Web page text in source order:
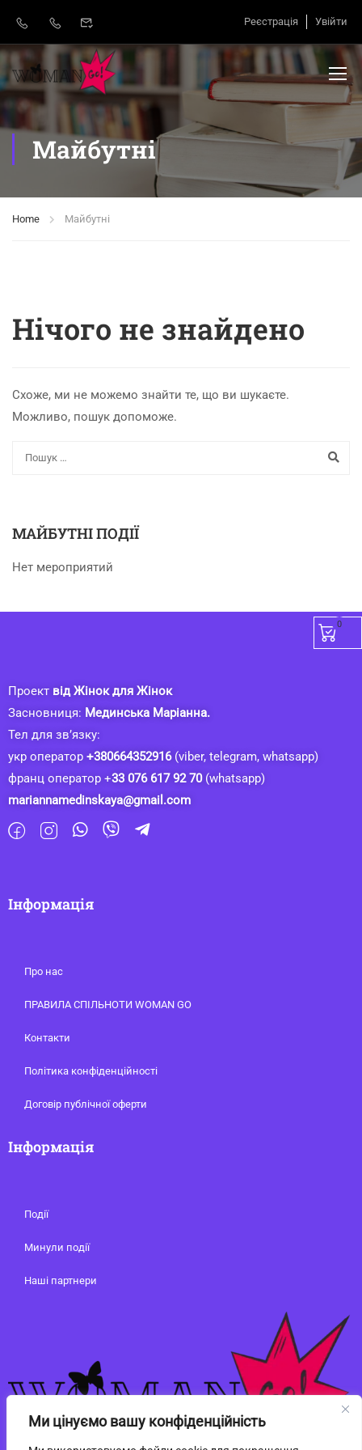
Ми цінуємо вашу конфіденційність
Реєстрація Увійти
Майбутні
Home Майбутні
Нічого не знайдено
Схоже, ми не можемо знайти те, що ви шукаєте.
Можливо, пошук допоможе.
МАЙБУТНІ ПОДІЇ
Нет мероприятий
Проект від Жінок для Жінок
Засновниця: Мединська Маріанна.
Тел для зв’язку:
укр оператор +380664352916(viber, telegram, whatsapp)
франц оператор +33 076 617 92 70(whatsapp)
mariannamedinskaya@gmail.com
Інформація
Про нас
ПРАВИЛА СПІЛЬНОТИ WOMAN GO
Контакти
Політика конфіденційності
Договір публічної оферти
Інформація
Події
Минули події
Наші партнери
0